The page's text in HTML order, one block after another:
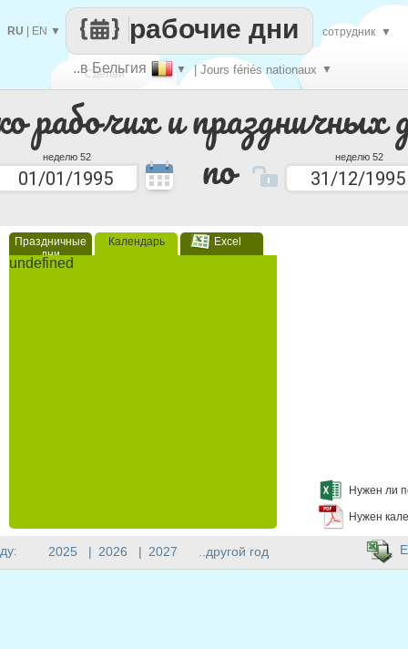
рабочих и праздничных
неделю 52 по неделю 52
Праздничные
дни
Календарь Excel
undefined
Нужен ли
Нужен
Сделай
каждый
..в Бельгия ▼ | Jours fériés nationaux ▼
рабочие дни
RU EN ▼ сотрудник ▼
2025 | 2026 | 2027 ..другой год